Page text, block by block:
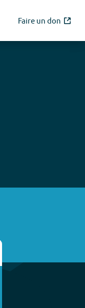
Faire un don